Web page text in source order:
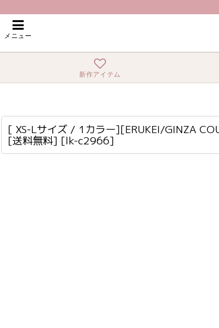
メニュー
新作アイテム
ホーム > ミニ・ショート > [ XS-Lサイズ / 1カラー][ERUKEI/
[ XS-Lサイズ / 1カラー][ERUKEI/GINZA
[送料無料] [lk-c2966]